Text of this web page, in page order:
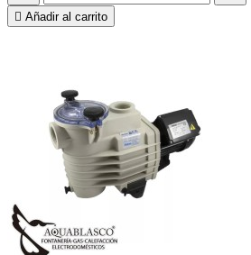
 Añadir al carrito